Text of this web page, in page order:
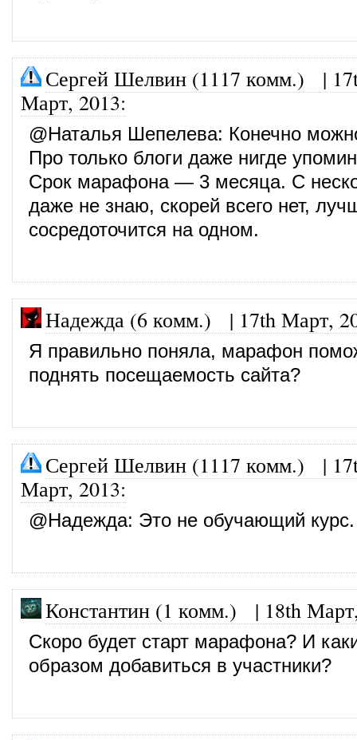
Сергей Шелвин (1117 комм.) |
Март, 2013:
@Наталья Шепелева: Конечно
Про только блоги даже нигде
Срок марафона — 3 месяца. С
даже не знаю, скорей всего нет,
сосредоточится на одном.
Надежда (6 комм.) | 17th Март,
Я правильно поняла, марафон
поднять посещаемость сайта?
Сергей Шелвин (1117 комм.) |
Март, 2013:
@Надежда: Это не обучающий курс.
Константин (1 комм.) | 18th
Скоро будет старт марафона? И
образом добавиться в участники?